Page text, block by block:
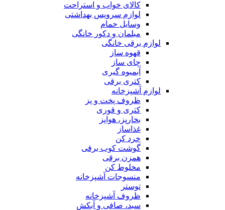
کالای خواب و استراحت
لوازم سرویس بهداشتی
وسایل حمام
مبلمان و دکور خانگی
لوازم برقی خانگی
قهوه ساز
چای ساز
آبمیوه گیری
کتری برقی
لوازم آشپزخانه
ظروف پخت و پز
کتری و قوری
بخارپز، هواپز
غذاساز
خرد کن
گوشت کوب برقی
همزن برقی
مخلوط کن
منسوجات آشپزخانه
توستر
ظروف آشپزخانه
سبد، صافی و آبکش